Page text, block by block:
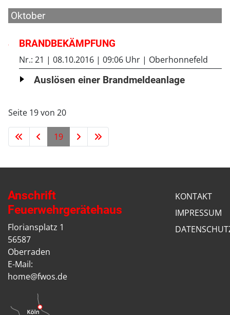
Oktober
BRANDBEKÄMPFUNG
Nr.: 21 08.10.2016 09:06 Uhr Oberhonnefeld
Auslösen einer Brandmeldeanlage
Seite 19 von 20
19
Anschrift
Feuerwehrgerätehaus
Floriansplatz 1
56587
Oberraden
E-Mail:
home@fwos.de
KONTAKT
IMPRESSUM